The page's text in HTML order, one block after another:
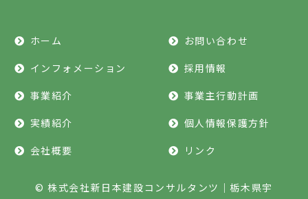
ホーム
インフォメーション
事業紹介
実績紹介
会社概要
お問い合わせ
採用情報
事業主行動計画
個人情報保護方針
リンク
© 株式会社新日本建設コンサルタンツ｜栃木県宇